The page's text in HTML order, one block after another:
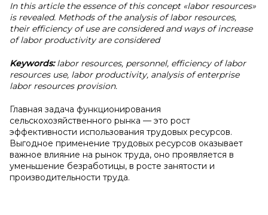
In this article the essence of this concept «labor resources»
is revealed. Methods of the analysis of labor resources,
their efficiency of use are considered and ways of increase
of labor productivity are considered
Keywords:labor resources, personnel, efficiency of labor
resources use, labor productivity, analysis of enterprise
labor resources provision.
Главная задача функционирования
сельскохозяйственного рынка — это рост
эффективности использования трудовых ресурсов.
Выгодное применение трудовых ресурсов оказывает
важное влияние на рынок труда, оно проявляется в
уменьшение безработицы, в росте занятости и
производительности труда.